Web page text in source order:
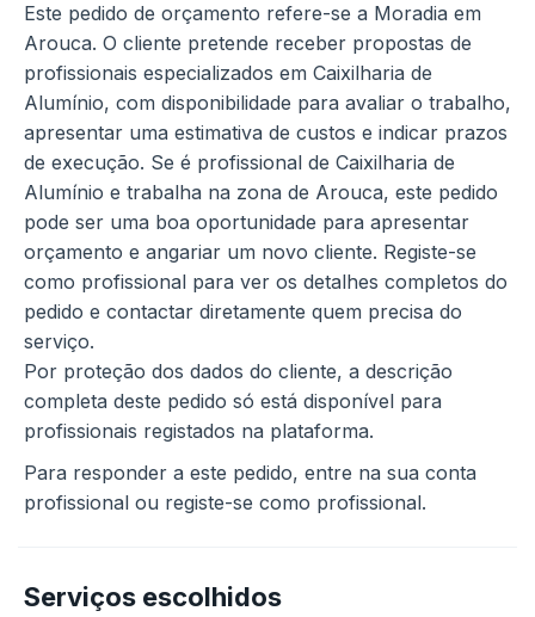
Este pedido de orçamento refere-se a Moradia em
Arouca. O cliente pretende receber propostas de
profissionais especializados em Caixilharia de
Alumínio, com disponibilidade para avaliar o trabalho,
apresentar uma estimativa de custos e indicar prazos
de execução. Se é profissional de Caixilharia de
Alumínio e trabalha na zona de Arouca, este pedido
pode ser uma boa oportunidade para apresentar
orçamento e angariar um novo cliente. Registe-se
como profissional para ver os detalhes completos do
pedido e contactar diretamente quem precisa do
serviço.
Por proteção dos dados do cliente, a descrição
completa deste pedido só está disponível para
profissionais registados na plataforma.
Para responder a este pedido, entre na sua conta
profissional ou registe-se como profissional.
Serviços escolhidos